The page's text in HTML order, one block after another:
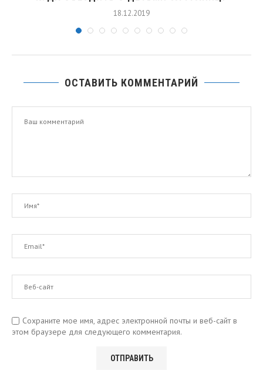
18.12.2019
ОСТАВИТЬ КОММЕНТАРИЙ
Сохраните мое имя, адрес электронной почты и веб-сайт в
этом браузере для следующего комментария.